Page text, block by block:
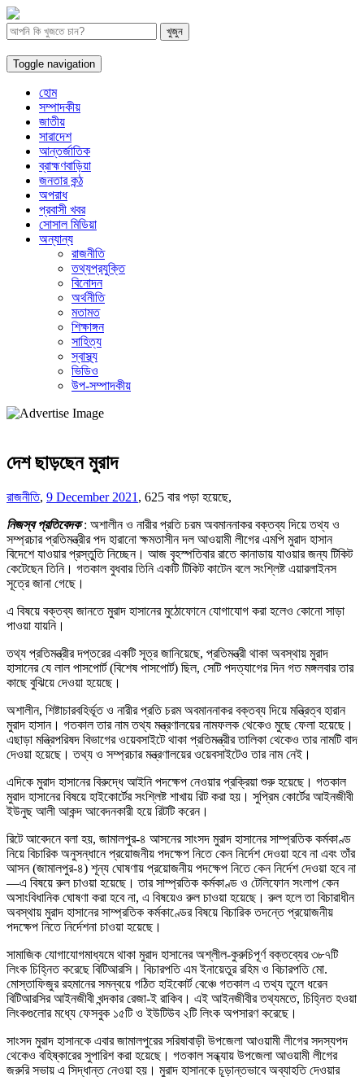
Toggle navigation
হোম
সম্পাদকীয়
জাতীয়
সারাদেশ
আন্তর্জাতিক
ব্রাহ্মণবাড়িয়া
জনতার কন্ঠ
অপরাধ
প্রবাসী খবর
সোসাল মিডিয়া
অন্যান্য
রাজনীতি
তথ্যপ্রযুক্তি
বিনোদন
অর্থনীতি
মতামত
শিক্ষাঙ্গন
সাহিত্য
স্বাস্থ্য
ভিডিও
উপ-সম্পাদকীয়
দেশ ছাড়ছেন মুরাদ
রাজনীতি, 9 December 2021 , 625 বার পড়া হয়েছে,
নিজস্ব প্রতিবেদক: অশালীন ও নারীর প্রতি চরম অবমাননাকর বক্তব্য দিয়ে তথ্য ও
সম্প্রচার প্রতিমন্ত্রীর পদ হারানো ক্ষমতাসীন দল আওয়ামী লীগের এমপি মুরাদ হাসান
বিদেশে যাওয়ার প্রস্তুতি নিচ্ছেন। আজ বৃহস্পতিবার রাতে কানাডায় যাওয়ার জন্য টিকিট
কেটেছেন তিনি। গতকাল বুধবার তিনি একটি টিকিট কাটেন বলে সংশ্লিষ্ট এয়ারলাইনস
সূত্রে জানা গেছে।
এ বিষয়ে বক্তব্য জানতে মুরাদ হাসানের মুঠোফোনে যোগাযোগ করা হলেও কোনো সাড়া
পাওয়া যায়নি।
তথ্য প্রতিমন্ত্রীর দপ্তরের একটি সূত্র জানিয়েছে, প্রতিমন্ত্রী থাকা অবস্থায় মুরাদ
হাসানের যে লাল পাসপোর্ট (বিশেষ পাসপোর্ট) ছিল, সেটি পদত্যাগের দিন গত মঙ্গলবার তার
কাছে বুঝিয়ে দেওয়া হয়েছে।
অশালীন, শিষ্টাচারবহির্ভূত ও নারীর প্রতি চরম অবমাননাকর বক্তব্য দিয়ে মন্ত্রিত্ব হারান
মুরাদ হাসান। গতকাল তার নাম তথ্য মন্ত্রণালয়ের নামফলক থেকেও মুছে ফেলা হয়েছে।
এছাড়া মন্ত্রিপরিষদ বিভাগের ওয়েবসাইটে থাকা প্রতিমন্ত্রীর তালিকা থেকেও তার নামটি বাদ
দেওয়া হয়েছে। তথ্য ও সম্প্রচার মন্ত্রণালয়ের ওয়েবসাইটেও তার নাম নেই।
এদিকে মুরাদ হাসানের বিরুদ্ধে আইনি পদক্ষেপ নেওয়ার প্রক্রিয়া শুরু হয়েছে। গতকাল
মুরাদ হাসানের বিষয়ে হাইকোর্টের সংশ্লিষ্ট শাখায় রিট করা হয়। সুপ্রিম কোর্টের আইনজীবী
ইউনুছ আলী আকন্দ আবেদনকারী হয়ে রিটটি করেন।
রিটে আবেদনে বলা হয়, জামালপুর-৪ আসনের সাংসদ মুরাদ হাসানের সাম্প্রতিক কর্মকাণ্ড
নিয়ে বিচারিক অনুসন্ধানে প্রয়োজনীয় পদক্ষেপ নিতে কেন নির্দেশ দেওয়া হবে না এবং তাঁর
আসন (জামালপুর-৪) শূন্য ঘোষণায় প্রয়োজনীয় পদক্ষেপ নিতে কেন নির্দেশ দেওয়া হবে না
—এ বিষয়ে রুল চাওয়া হয়েছে। তার সাম্প্রতিক কর্মকাণ্ড ও টেলিফোন সংলাপ কেন
অসাংবিধানিক ঘোষণা করা হবে না, এ বিষয়েও রুল চাওয়া হয়েছে। রুল হলে তা বিচারাধীন
অবস্থায় মুরাদ হাসানের সাম্প্রতিক কর্মকাণ্ডের বিষয়ে বিচারিক তদন্তে প্রয়োজনীয়
পদক্ষেপ নিতে নির্দেশনা চাওয়া হয়েছে।
সামাজিক যোগাযোগমাধ্যমে থাকা মুরাদ হাসানের অশ্লীল-কুরুচিপূর্ণ বক্তব্যের ৩৮৭টি
লিংক চিহ্নিত করেছে বিটিআরসি। বিচারপতি এম ইনায়েতুর রহিম ও বিচারপতি মো.
মোস্তাফিজুর রহমানের সমন্বয়ে গঠিত হাইকোর্ট বেঞ্চে গতকাল এ তথ্য তুলে ধরেন
বিটিআরসির আইনজীবী খন্দকার রেজা-ই রাকিব। এই আইনজীবীর তথ্যমতে, চিহ্নিত হওয়া
লিংকগুলোর মধ্যে ফেসবুক ১৫টি ও ইউটিউব ২টি লিংক অপসারণ করেছে।
সাংসদ মুরাদ হাসানকে এবার জামালপুরের সরিষাবাড়ী উপজেলা আওয়ামী লীগের সদস্যপদ
থেকেও বহিষ্কারের সুপারিশ করা হয়েছে। গতকাল সন্ধ্যায় উপজেলা আওয়ামী লীগের
জরুরি সভায় এ সিদ্ধান্ত নেওয়া হয়। মুরাদ হাসানকে চূড়ান্তভাবে অব্যাহতি দেওয়ার